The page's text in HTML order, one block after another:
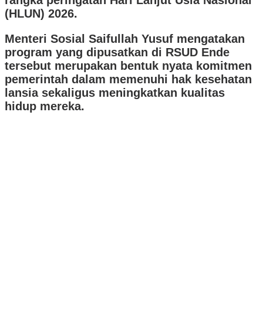
(HLUN) 2026.
Menteri Sosial Saifullah Yusuf mengatakan
program yang dipusatkan di RSUD Ende
tersebut merupakan bentuk nyata komitmen
pemerintah dalam memenuhi hak kesehatan
lansia sekaligus meningkatkan kualitas
hidup mereka.